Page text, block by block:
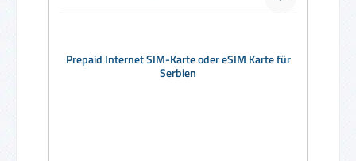
Prepaid Internet SIM-Karte oder eSIM Karte für
Serbien